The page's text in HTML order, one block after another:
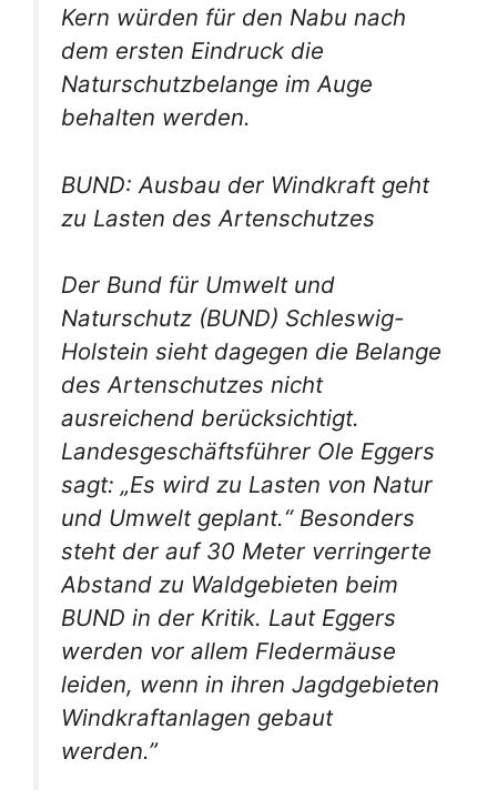
Kern würden für den Nabu nach
dem ersten Eindruck die
Naturschutzbelange im Auge
behalten werden.
BUND: Ausbau der Windkraft geht
zu Lasten des Artenschutzes
Der Bund für Umwelt und
Naturschutz (BUND) Schleswig-
Holstein sieht dagegen die Belange
des Artenschutzes nicht
ausreichend berücksichtigt.
Landesgeschäftsführer Ole Eggers
sagt: „Es wird zu Lasten von Natur
und Umwelt geplant.“ Besonders
steht der auf 30 Meter verringerte
Abstand zu Waldgebieten beim
BUND in der Kritik. Laut Eggers
werden vor allem Fledermäuse
leiden, wenn in ihren Jagdgebieten
Windkraftanlagen gebaut
werden.”